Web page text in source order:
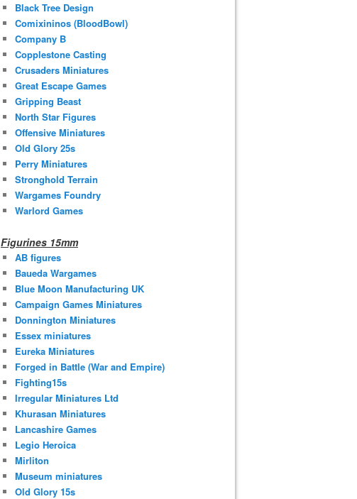
Black Tree Design
Comixininos (BloodBowl)
Company B
Copplestone Casting
Crusaders Miniatures
Great Escape Games
Gripping Beast
North Star Figures
Offensive Miniatures
Old Glory 25s
Perry Miniatures
Stronghold Terrain
Wargames Foundry
Warlord Games
Figurines 15mm
AB figures
Baueda Wargames
Blue Moon Manufacturing UK
Campaign Games Miniatures
Donnington Miniatures
Essex miniatures
Eureka Miniatures
Forged in Battle (War and Empire)
Fighting15s
Irregular Miniatures Ltd
Khurasan Miniatures
Lancashire Games
Legio Heroica
Mirliton
Museum miniatures
Old Glory 15s